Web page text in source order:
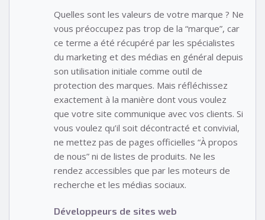
Quelles sont les valeurs de votre marque ? Ne
vous préoccupez pas trop de la “marque”, car
ce terme a été récupéré par les spécialistes
du marketing et des médias en général depuis
son utilisation initiale comme outil de
protection des marques. Mais réfléchissez
exactement à la manière dont vous voulez
que votre site communique avec vos clients. Si
vous voulez qu’il soit décontracté et convivial,
ne mettez pas de pages officielles “À propos
de nous” ni de listes de produits. Ne les
rendez accessibles que par les moteurs de
recherche et les médias sociaux.
Développeurs de sites web